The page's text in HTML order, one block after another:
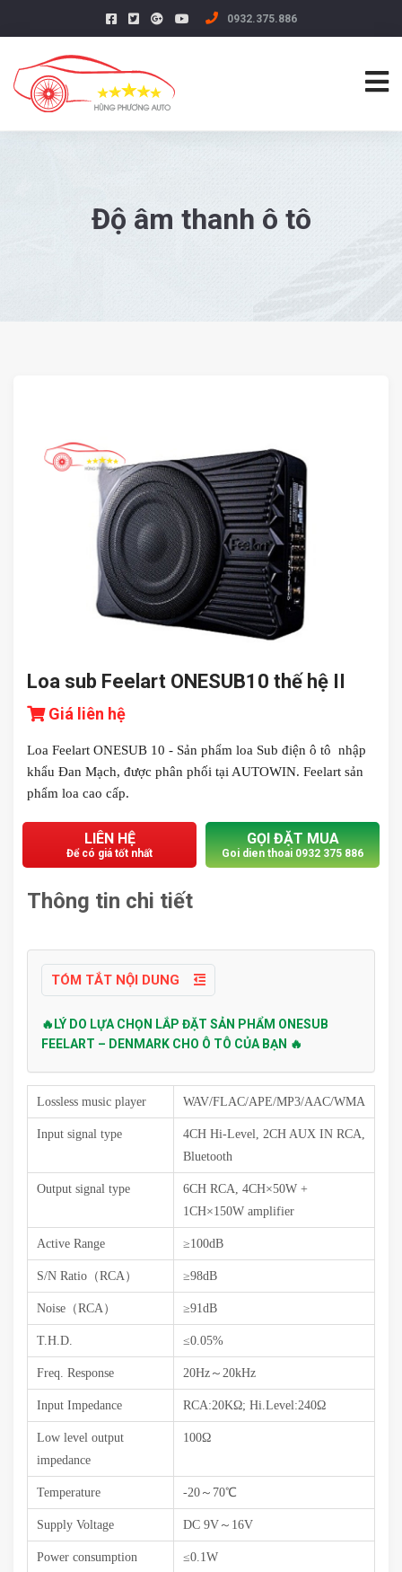
0932.375.886
Độ âm thanh ô tô
Loa sub Feelart ONESUB10 thế hệ II
Giá liên hệ
Loa Feelart ONESUB 10 - Sản phẩm loa Sub điện ô tô nhập
khẩu Đan Mạch, được phân phối tại AUTOWIN. Feelart sản
phẩm loa cao cấp.
LIÊN HỆ
Để có giá tốt nhất
GỌI ĐẶT MUA
Goi dien thoai 0932 375 886
Thông tin chi tiết
TÓM TẮT NỘI DUNG
🔥LÝ DO LỰA CHỌN LẮP ĐẶT SẢN PHẨM ONESUB
FEELART – DENMARK CHO Ô TÔ CỦA BẠN 🔥
Lossless music player WAV/FLAC/APE/MP3/AAC/WMA
Input signal type
4CH Hi-Level, 2CH AUX IN RCA,
Bluetooth
Output signal type
6CH RCA, 4CH×50W +
1CH×150W amplifier
Active Range ≥100dB
S/N Ratio（RCA） ≥98dB
Noise（RCA） ≥91dB
T.H.D. ≤0.05%
Freq. Response 20Hz～20kHz
Input Impedance RCA:20KΩ; Hi.Level:240Ω
Low level output
impedance
100Ω
Temperature -20～70℃
Supply Voltage DC 9V～16V
Power consumption ≤0.1W